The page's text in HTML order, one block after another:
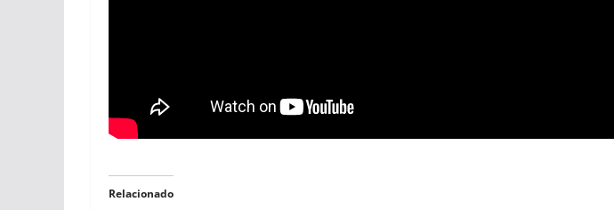
Relacionado